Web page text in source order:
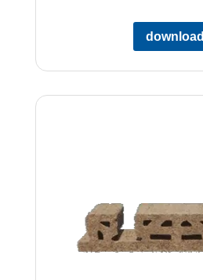
download